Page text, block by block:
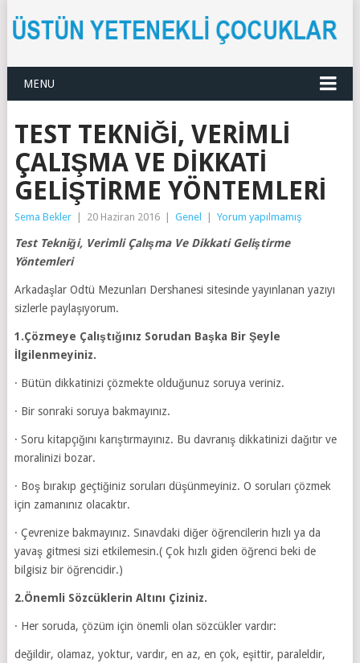
MENU
TEST TEKNIĞI, VERIMLI
ÇALIŞMA VE DIKKATI
GELIŞTIRME YÖNTEMLERI
Sema Bekler 20 Haziran 2016 Genel Yorum yapılmamış
Test Tekniği, Verimli Çalışma Ve Dikkati Geliştirme
Yöntemleri
Arkadaşlar Odtü Mezunları Dershanesi sitesinde yayınlanan yazıyı
sizlerle paylaşıyorum.
1.Çözmeye Çalıştığınız Sorudan Başka Bir Şeyle
İlgilenmeyiniz.
· Bütün dikkatinizi çözmekte olduğunuz soruya veriniz.
· Bir sonraki soruya bakmayınız.
· Soru kitapçığını karıştırmayınız. Bu davranış dikkatinizi dağıtır ve
moralinizi bozar.
· Boş bırakıp geçtiğiniz soruları düşünmeyiniz. O soruları çözmek
için zamanınız olacaktır.
· Çevrenize bakmayınız. Sınavdaki diğer öğrencilerin hızlı ya da
yavaş gitmesi sizi etkilemesin.( Çok hızlı giden öğrenci beki de
bilgisiz bir öğrencidir.)
2.Önemli Sözcüklerin Altını Çiziniz.
· Her soruda, çözüm için önemli olan sözcükler vardır:
değildir, olamaz, yoktur, vardır, en az, en çok, eşittir, paraleldir,